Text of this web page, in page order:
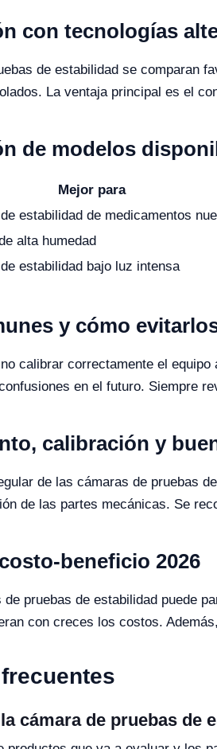
con tecnologías
de estabilidad se comparan
La ventaja principal es el
de modelos
Mejor para
estabilidad de medicamentos
alta humedad
estabilidad bajo luz intensa
y cómo
calibrar correctamente el
en el futuro. Siempre
calibración y
de las cámaras de pruebas
de las partes mecánicas. Se
beneficio 2026
pruebas de estabilidad puede
con creces los costos.
cámara de pruebas de